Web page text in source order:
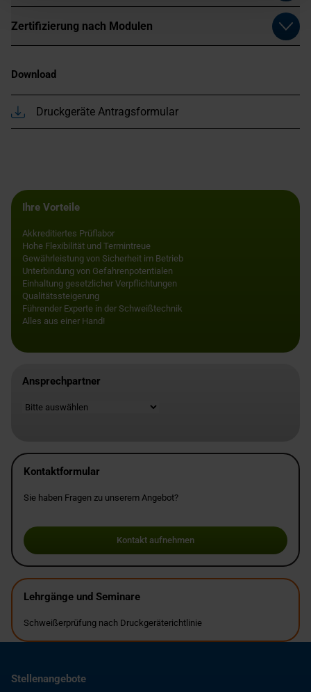
Zertifizierung nach Modulen
Download
Druckgeräte Antragsformular
Ihre Vorteile
Akkreditiertes Prüflabor
Hohe Flexibilität und Termintreue
Gewährleistung von Sicherheit im Betrieb
Unterbindung von Gefahrenpotentialen
Einhaltung gesetzlicher Verpflichtungen
Qualitätssteigerung
Führender Experte in der Schweißtechnik
Alles aus einer Hand!
Ansprechpartner
Standort
Kontaktformular
Sie haben Fragen zu unserem Angebot?
Kontakt aufnehmen
Lehrgänge und Seminare
Schweißerprüfung nach Druckgeräterichtlinie
Stellenangebote